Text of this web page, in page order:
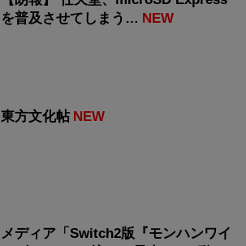
を普及させてしまう… NEW
東方文化帖 NEW
メディア「Switch2版『モンハンワイ